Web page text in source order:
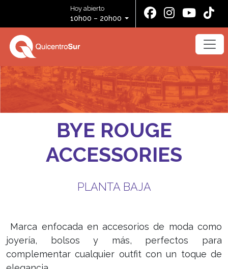
Hoy abierto
10h00 – 20h00
BYE ROUGE
ACCESSORIES
PLANTA BAJA
Marca enfocada en accesorios de moda como
joyería, bolsos y más, perfectos para
complementar cualquier outfit con un toque de